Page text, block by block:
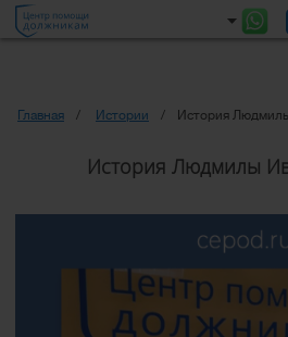
Главная Истории История
История Людмилы